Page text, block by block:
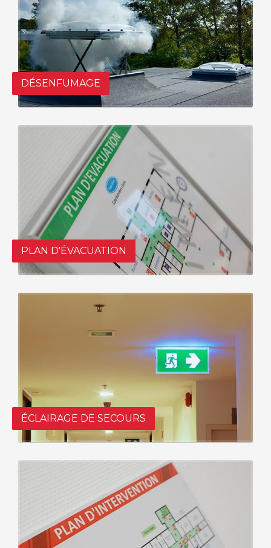
DÉSENFUMAGE
PLAN D'ÉVACUATION
ÉCLAIRAGE DE SECOURS